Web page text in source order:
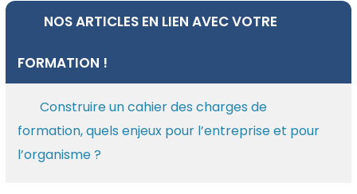
NOS ARTICLES EN LIEN AVEC VOTRE
FORMATION !
Construire un cahier des charges de
formation, quels enjeux pour l’entreprise et pour
l’organisme ?